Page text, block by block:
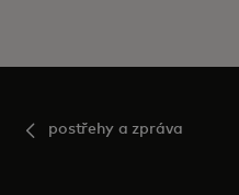
postřehy a zpráva